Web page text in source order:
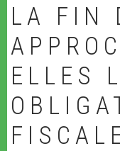
LA FIN
ELLES